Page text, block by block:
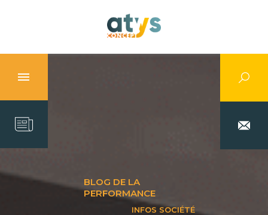
BLOG DE LA
PERFORMANCE
INFOS SOCIÉTÉ